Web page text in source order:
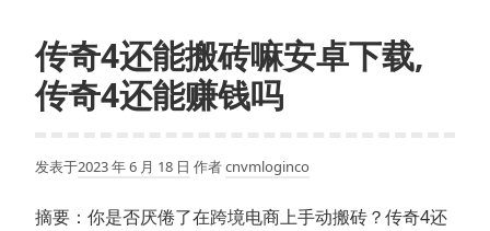
传奇4还能搬砖嘛安卓下载,
传奇4还能赚钱吗
发表于2023 年 6 月 18 日 作者cnvmloginco
摘要：你是否厌倦了在跨境电商上手动搬砖？传奇4还